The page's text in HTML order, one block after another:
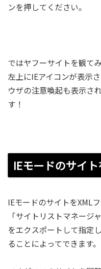
ンを押してください。
ではヤフーサイトを観て
左上にIEアイコンが表示
ウザの注意喚起も表示さ
す！
IEモードのサイ
IEモードのサイトをXML
「サイトリストマネージ
をエクスポートして指定
ることによってできます。